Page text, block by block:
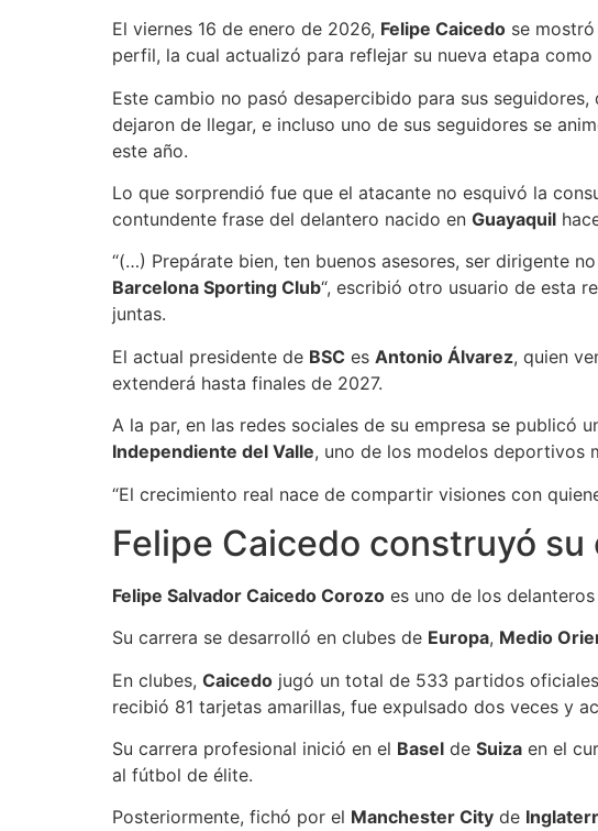
El viernes 16 de enero de 2026, Felipe Caicedo se
perfil, la cual actualizó para reflejar su nueva etapa como
Este cambio no pasó desapercibido para sus
dejaron de llegar, e incluso uno de sus seguidores se
este año.
Lo que sorprendió fue que el atacante no esquivó la
contundente frase del delantero nacido en Guayaquil
“(…) Prepárate bien, ten buenos asesores, ser dirigente
Barcelona Sporting Club“, escribió otro usuario de esta
juntas.
El actual presidente de BSC es Antonio Álvarez, quien
extenderá hasta finales de 2027.
A la par, en las redes sociales de su empresa se publicó
Independiente del Valle, uno de los modelos deportivos
“El crecimiento real nace de compartir visiones con
Felipe Caicedo construyó
Felipe Salvador Caicedo Corozo es uno de los
Su carrera se desarrolló en clubes de Europa, Medio
En clubes, Caicedo jugó un total de 533 partidos
recibió 81 tarjetas amarillas, fue expulsado dos veces y
Su carrera profesional inició en el Basel de Suiza en el
al fútbol de élite.
Posteriormente, fichó por el Manchester City de